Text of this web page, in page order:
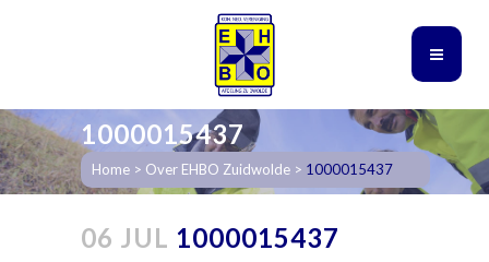
1000015437
Home > Over EHBO Zuidwolde > 1000015437
06 JUL 1000015437